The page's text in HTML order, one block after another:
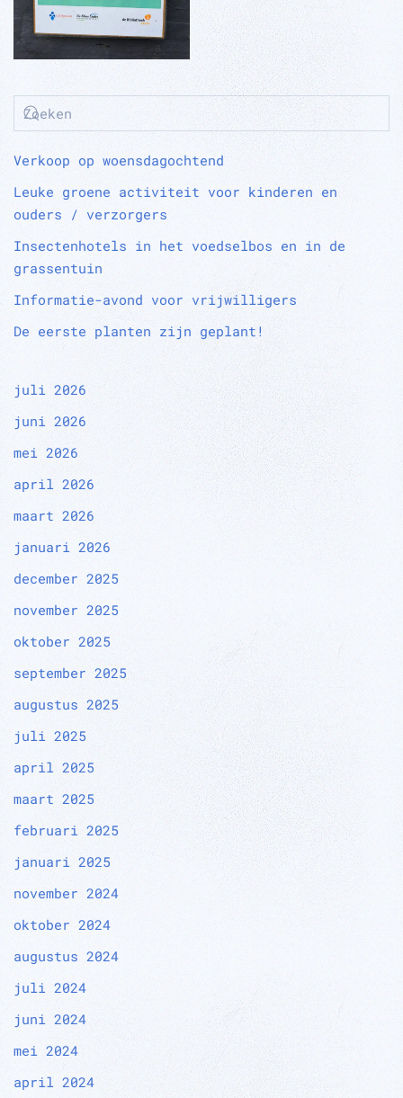
Verkoop op woensdagochtend
Leuke groene activiteit voor kinderen en
ouders / verzorgers
Insectenhotels in het voedselbos en in de
grassentuin
Informatie-avond voor vrijwilligers
De eerste planten zijn geplant!
juli 2026
juni 2026
mei 2026
april 2026
maart 2026
januari 2026
december 2025
november 2025
oktober 2025
september 2025
augustus 2025
juli 2025
april 2025
maart 2025
februari 2025
januari 2025
november 2024
oktober 2024
augustus 2024
juli 2024
juni 2024
mei 2024
april 2024